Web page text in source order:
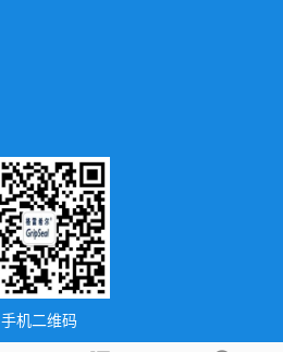
手机二维码